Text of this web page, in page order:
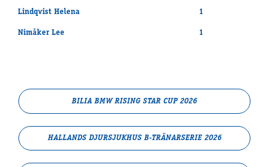
Lindqvist Helena 1
Nimåker Lee 1
BILIA BMW RISING STAR CUP 2026
HALLANDS DJURSJUKHUS B-TRÄNARSERIE 2026